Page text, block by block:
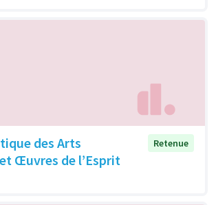
des Arts
Œuvres de l’Esprit
Retenue